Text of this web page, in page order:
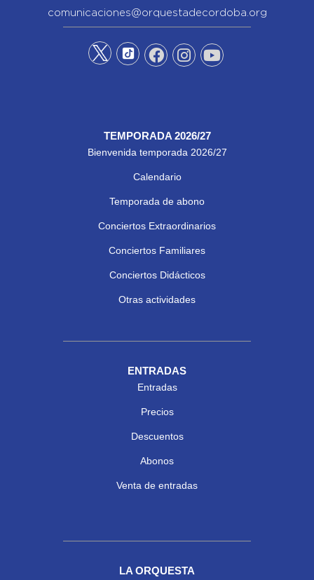
comunicaciones@orquestadecordoba.org
TEMPORADA 2026/27
Bienvenida temporada 2026/27
Calendario
Temporada de abono
Conciertos Extraordinarios
Conciertos Familiares
Conciertos Didácticos
Otras actividades
ENTRADAS
Entradas
Precios
Descuentos
Abonos
Venta de entradas
LA ORQUESTA